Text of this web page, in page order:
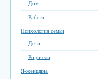
Дом
Работа
Психология семьи
Дети
Родители
Я-женщина